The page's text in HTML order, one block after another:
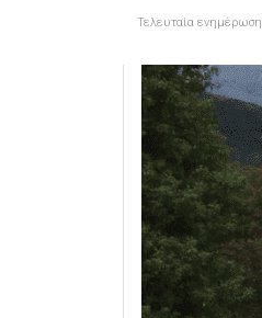
Τελευταία ενημέρωση